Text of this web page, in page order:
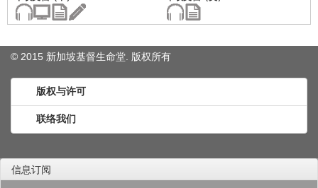
© 2015 新加坡基督生命堂. 版权所有
版权与许可
联络我们
信息订阅